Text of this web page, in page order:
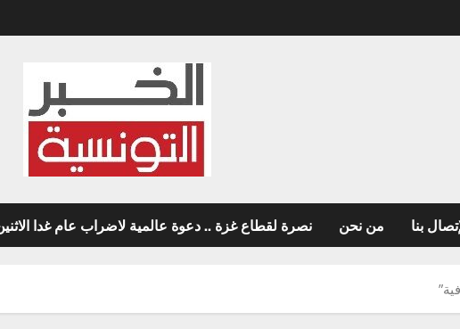
بنا من نحن نصرة لقطاع غزة .. دعوة عالمية لاضراب عام غدا